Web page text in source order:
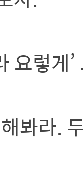
요렇게
봐라.